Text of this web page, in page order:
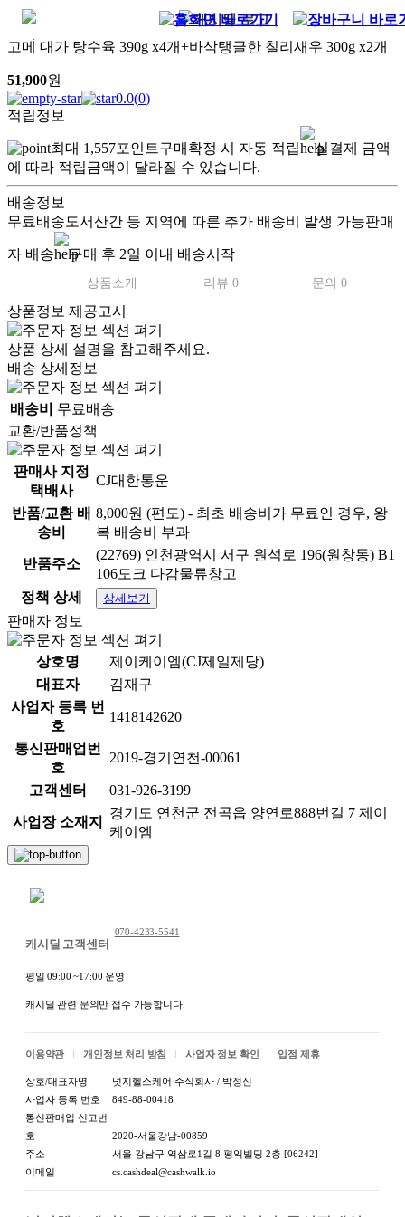
고메 대가 탕수육 390g x4개+바삭탱글한 칠리새우 300g x2개
51,900원
0.0(0)
적립정보
최대 1,557포인트구매확정 시 자동 적립
실결제 금액
에 따라 적립금액이 달라질 수 있습니다.
배송정보
무료배송도서산간 등 지역에 따른 추가 배송비 발생 가능판매
자 배송 구매 후 2일 이내 배송시작
상품소개 리뷰 0 문의 0
상품정보 제공고시
상품 상세 설명을 참고해주세요.
배송 상세정보
배송비
무료배송
교환/반품정책
판매사 지정
택배사
CJ대한통운
반품/교환 배
송비
8,000원 (편도) - 최초 배송비가 무료인 경우, 왕
복 배송비 부과
반품주소
(22769) 인천광역시 서구 원석로 196(원창동) B1
106도크 다감물류창고
정책 상세
상세보기
판매자 정보
상호명
제이케이엠(CJ제일제당)
대표자
김재구
사업자 등록 번
호
1418142620
통신판매업번
호
2019-경기연천-00061
고객센터 031-926-3199
사업장 소재지
경기도 연천군 전곡읍 양연로888번길 7 제이
케이엠
캐시딜 고객센터
070-4233-5541
평일 09:00 ~17:00 운영
캐시딜 관련 문의만 접수 가능합니다.
이용약관 개인정보 처리 방침 사업자 정보 확인 입점 제휴
상호/대표자명
넛지헬스케어 주식회사 / 박정신
사업자 등록 번호
849-88-00418
통신판매업 신고번
호
2020-서울강남-00859
주소
서울 강남구 역삼로1길 8 평익빌딩 2층 [06242]
이메일
cs.cashdeal@cashwalk.io